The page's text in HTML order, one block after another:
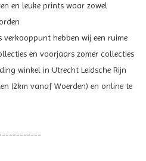
en leuke prints waar zowel
verkooppunt hebben wij een ruime
en voorjaars zomer collecties
winkel in Utrecht Leidsche Rijn
(2km vanaf Woerden) en online te